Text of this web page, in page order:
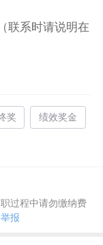
联系时请说明在
奖 绩效奖金
过程中请勿缴纳费
报